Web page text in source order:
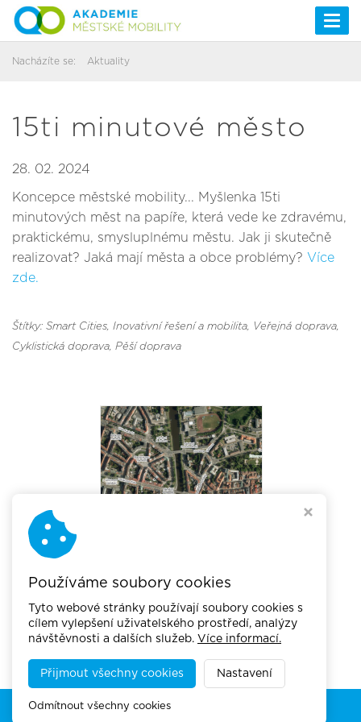
Nacházíte se: Aktuality
15ti minutové město
28. 02. 2024
Koncepce městské mobility... Myšlenka 15ti
minutových měst na papíře, která vede ke zdravému,
praktickému, smysluplnému městu. Jak ji skutečně
realizovat? Jaká mají města a obce problémy? Více
zde.
Štítky: Smart Cities, Inovativní řešení a mobilita, Veřejná doprava,
Cyklistická doprava, Pěší doprava
Copyright © 2026, Akademie městské mobility
Používáme soubory cookies
Tyto webové stránky používají soubory cookies s
cílem vylepšení uživatelského prostředí, analýzy
návštěvnosti a dalších služeb. Více informací.
Přijmout všechny cookies Nastavení
Odmítnout všechny cookies